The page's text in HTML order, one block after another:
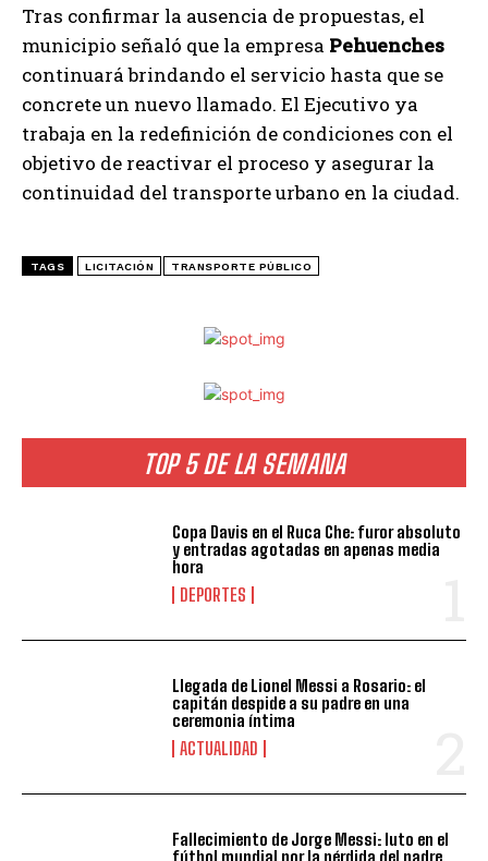
TOP 5 DE LA SEMANA
Copa Davis en el Ruca Che: furor absoluto
y entradas agotadas en apenas media
hora
DEPORTES
Llegada de Lionel Messi a Rosario: el
capitán despide a su padre en una
ceremonia íntima
ACTUALIDAD
Fallecimiento de Jorge Messi: luto en el
fútbol mundial por la pérdida del padre
Tras confirmar la ausencia de propuestas, el
municipio señaló que la empresa Pehuenches
continuará brindando el servicio hasta que se
concrete un nuevo llamado. El Ejecutivo ya
trabaja en la redefinición de condiciones con el
objetivo de reactivar el proceso y asegurar la
continuidad del transporte urbano en la ciudad.
TAGS LICITACIÓN TRANSPORTE PÚBLICO